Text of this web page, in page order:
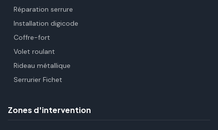
Réparation serrure
Installation digicode
Coffre-fort
Volet roulant
Rideau métallique
Serrurier Fichet
Zones d'intervention